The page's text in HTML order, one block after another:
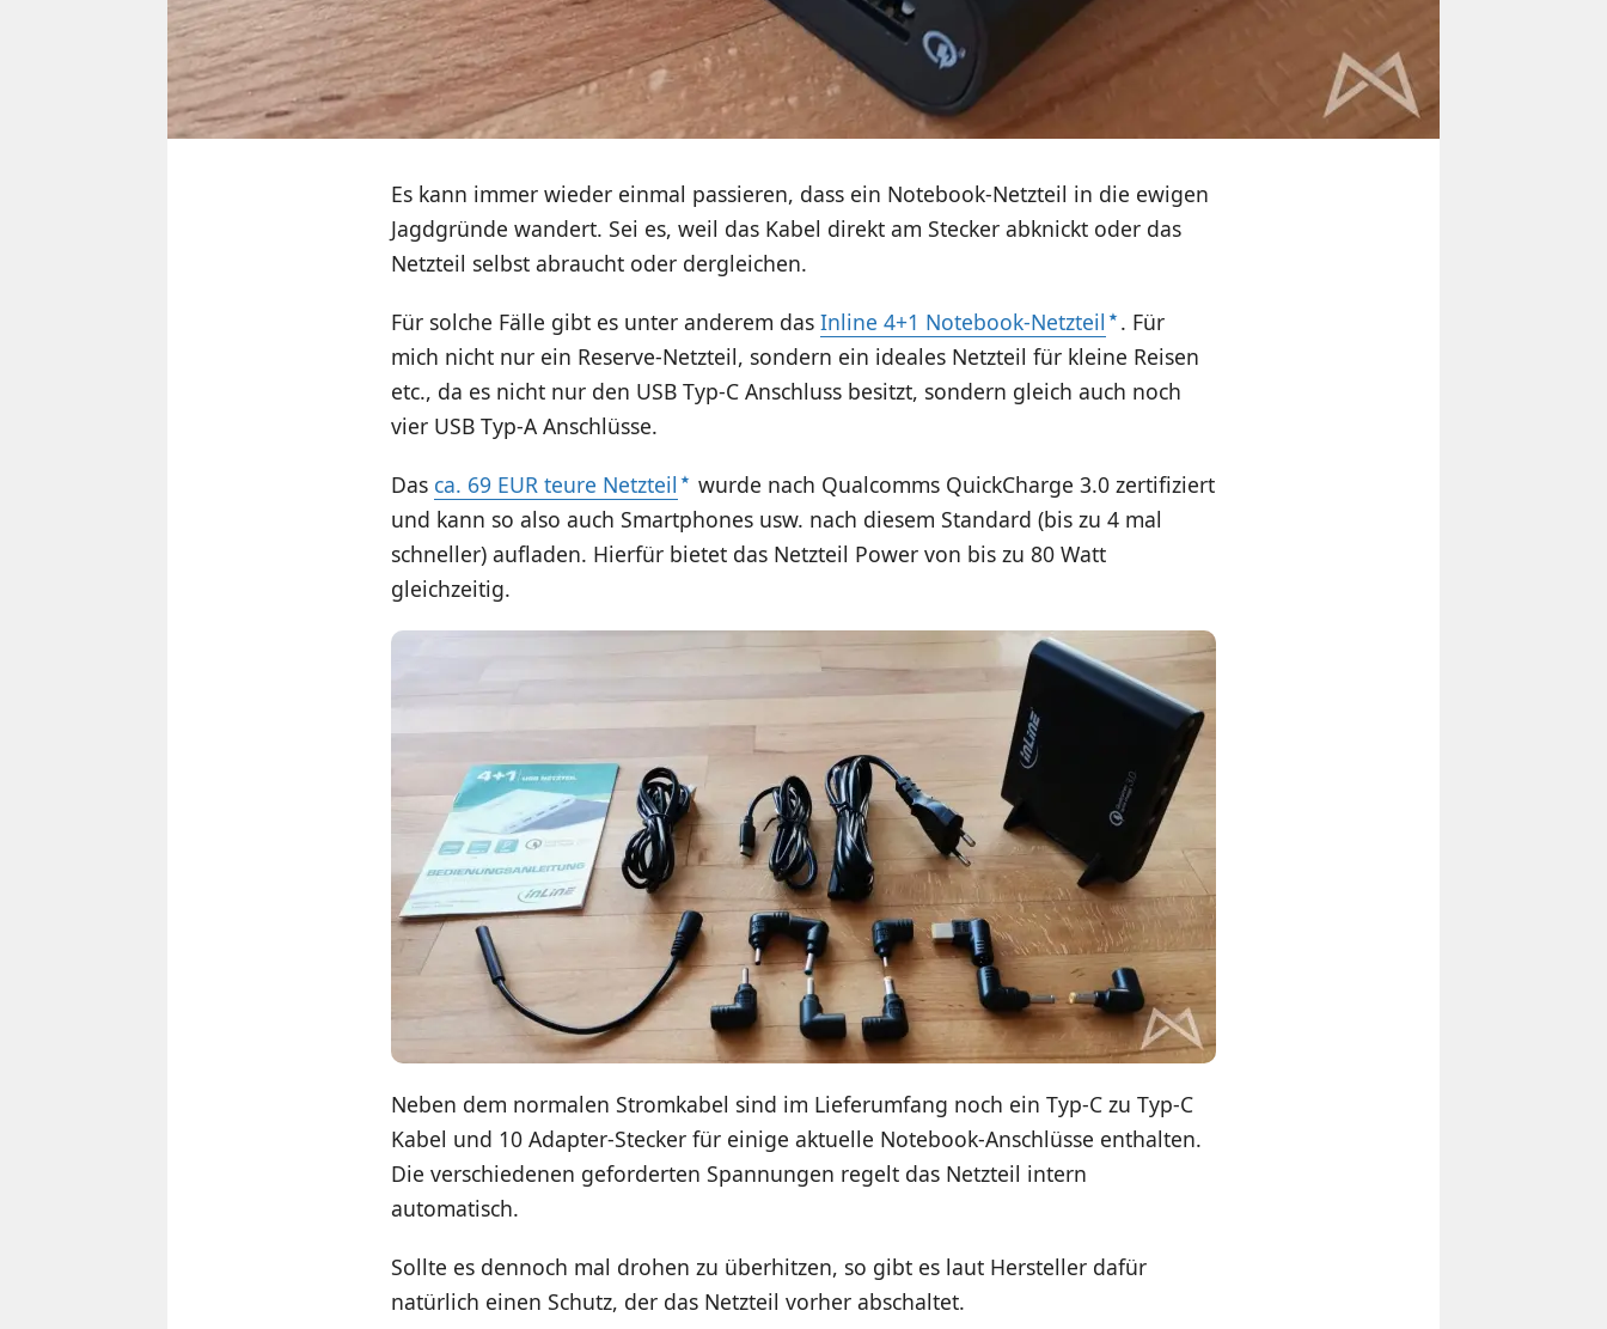
Es kann immer wieder einmal passieren, dass ein Notebook-Netzteil in die ewigen
Jagdgründe wandert. Sei es, weil das Kabel direkt am Stecker abknickt oder das
Netzteil selbst abraucht oder dergleichen.
Für solche Fälle gibt es unter anderem das Inline 4+1 Notebook-Netzteil
. Für
mich nicht nur ein Reserve-Netzteil, sondern ein ideales Netzteil für kleine Reisen
etc., da es nicht nur den USB Typ-C Anschluss besitzt, sondern gleich auch noch
vier USB Typ-A Anschlüsse.
Das ca. 69 EUR teure Netzteil
wurde nach Qualcomms QuickCharge 3.0 zertifiziert
und kann so also auch Smartphones usw. nach diesem Standard (bis zu 4 mal
schneller) aufladen. Hierfür bietet das Netzteil Power von bis zu 80 Watt
gleichzeitig.
Neben dem normalen Stromkabel sind im Lieferumfang noch ein Typ-C zu Typ-C
Kabel und 10 Adapter-Stecker für einige aktuelle Notebook-Anschlüsse enthalten.
Die verschiedenen geforderten Spannungen regelt das Netzteil intern
automatisch.
Sollte es dennoch mal drohen zu überhitzen, so gibt es laut Hersteller dafür
natürlich einen Schutz, der das Netzteil vorher abschaltet.